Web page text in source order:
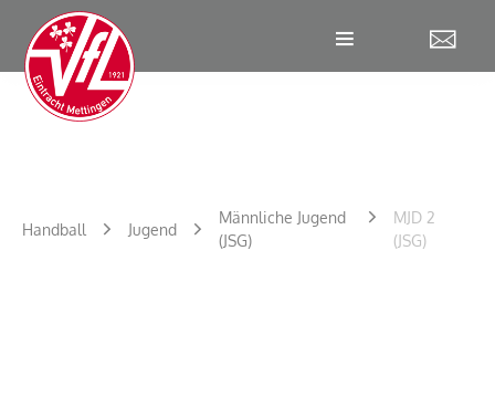
Handball Jugend
Männliche Jugend
(JSG)
MJD 2
(JSG)